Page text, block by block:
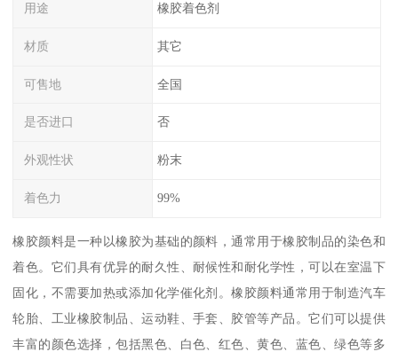
用途 橡胶着色剂
材质 其它
可售地 全国
是否进口 否
外观性状 粉末
着色力 99%
橡胶颜料是一种以橡胶为基础的颜料，通常用于橡胶制品的染色和
着色。它们具有优异的耐久性、耐候性和耐化学性，可以在室温下
固化，不需要加热或添加化学催化剂。橡胶颜料通常用于制造汽车
轮胎、工业橡胶制品、运动鞋、手套、胶管等产品。它们可以提供
丰富的颜色选择，包括黑色、白色、红色、黄色、蓝色、绿色等多